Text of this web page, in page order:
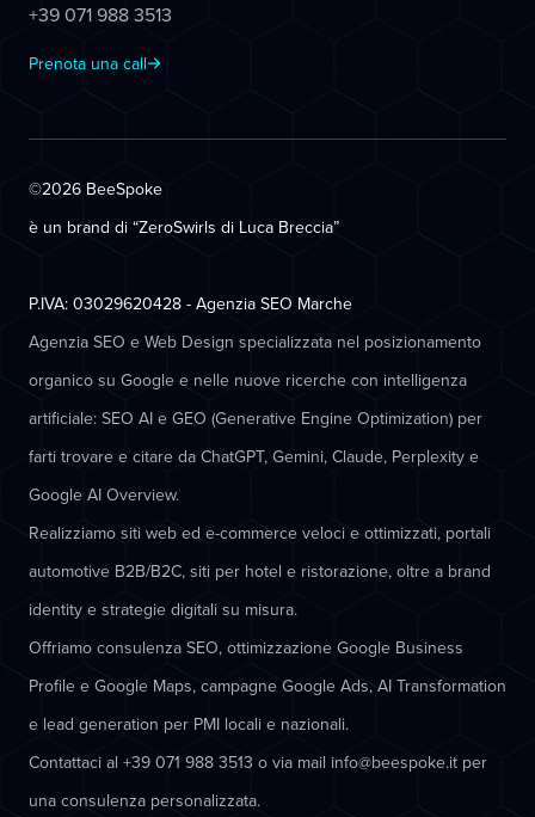
+39 071 988 3513
Prenota una call
©2026 BeeSpoke
è un brand di “ZeroSwirls di Luca Breccia”
P.IVA: 03029620428 - Agenzia SEO Marche
Agenzia SEO e Web Design specializzata nel posizionamento
organico su Google e nelle nuove ricerche con intelligenza
artificiale: SEO AI e GEO (Generative Engine Optimization) per
farti trovare e citare da ChatGPT, Gemini, Claude, Perplexity e
Google AI Overview.
Realizziamo siti web ed e-commerce veloci e ottimizzati, portali
automotive B2B/B2C, siti per hotel e ristorazione, oltre a brand
identity e strategie digitali su misura.
Offriamo consulenza SEO, ottimizzazione Google Business
Profile e Google Maps, campagne Google Ads, AI Transformation
e lead generation per PMI locali e nazionali.
Contattaci al +39 071 988 3513 o via mail info@beespoke.it per
una consulenza personalizzata.